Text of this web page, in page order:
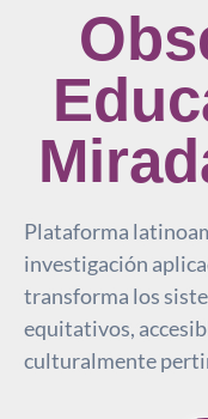
Plataforma
investigación
transforma los
equitativos,
culturalmente